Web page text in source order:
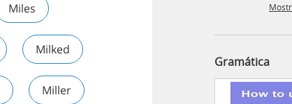
Miles
Milked
Miller
Gramática